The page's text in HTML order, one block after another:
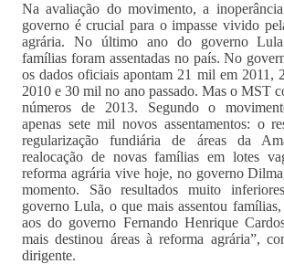
Na avaliação do movimento, a
governo é crucial para o impasse vivido
agrária. No último ano do governo
famílias foram assentadas no país. No
os dados oficiais apontam 21 mil em 2011,
2010 e 30 mil no ano passado. Mas o MST
números de 2013. Segundo o
apenas sete mil novos assentamentos: o
regularização fundiária de áreas da
realocação de novas famílias em lotes
reforma agrária vive hoje, no governo
momento. São resultados muito
governo Lula, o que mais assentou famílias,
aos do governo Fernando Henrique
mais destinou áreas à reforma agrária”,
dirigente.